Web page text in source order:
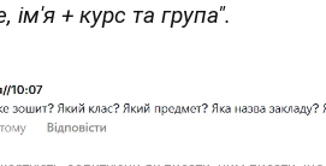
ім'я + курс та група".